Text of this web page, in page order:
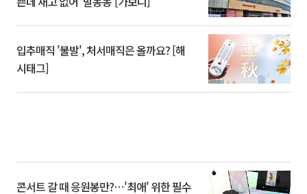
입추매직 '불발', 처서매직은 올까요? [해
시태그]
콘서트 갈 때 응원봉만?⋯'최애' 위한 필수